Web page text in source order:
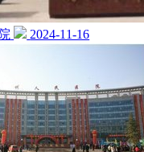
2024-11-16